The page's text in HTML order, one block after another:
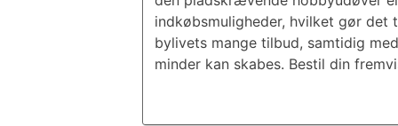
indkøbsmuligheder, hvilket gør
bylivets mange tilbud, samtidig
minder kan skabes. Bestil din